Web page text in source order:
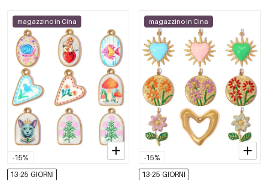
-15%
magazzino in Cina
13-25 GIORNI
-15%
magazzino in Cina
13-25 GIORNI